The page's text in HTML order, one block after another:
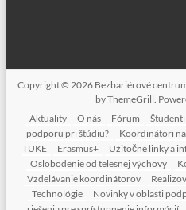
Copyright © 2026 Bezbariérové
by ThemeGrill.
Aktuality
O nás Fórum Študenti
podporu pri štúdiu?
Koordinátori
TUKE
Erasmus+ Užitočné linky a
Oslobodenie od telesnej výchovy
Vzdelávanie koordinátorov
Technológie
Novinky v oblasti